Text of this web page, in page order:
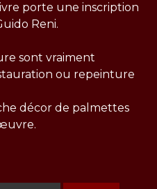
porte une inscription
Reni.
sont vraiment
ou repeinture
décor de palmettes